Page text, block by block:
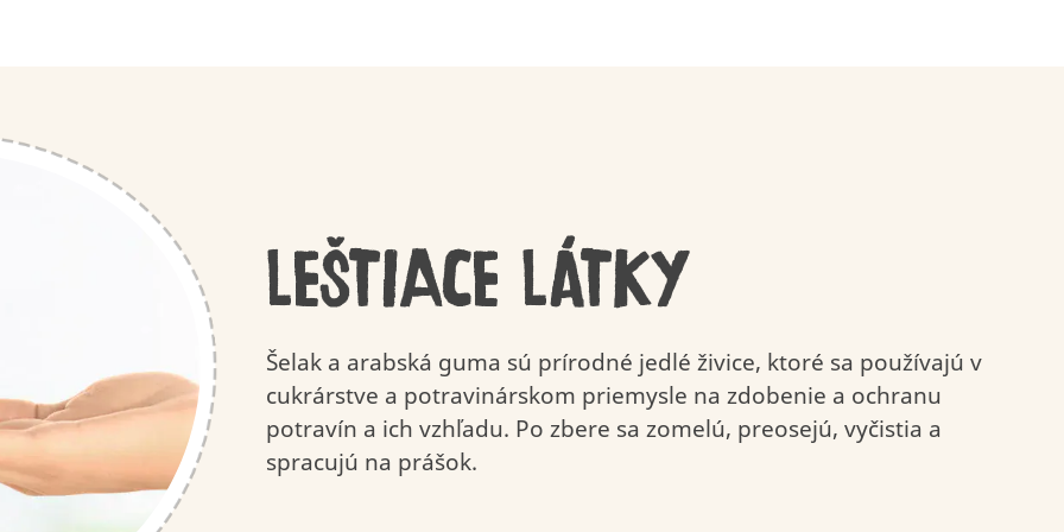
Kinder Pingui
Chutná kvalita
APPLAYDU
LEŠTIACE LÁTKY
Šelak a arabská guma sú prírodné jedlé živice, ktoré sa používajú v
cukrárstve a potravinárskom priemysle na zdobenie a ochranu
potravín a ich vzhľadu. Po zbere sa zomelú, preosejú, vyčistia a
spracujú na prášok.